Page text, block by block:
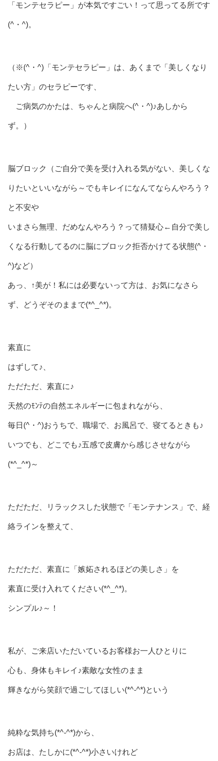
「モンテセラピー」が本気ですごい！って思ってる所です
(^・^)。
（※(^・^)「モンテセラピー」は、あくまで「美しくなり
たい方」のセラピーです、
ご病気のかたは、ちゃんと病院へ(^・^)♪あしから
ず。）
脳ブロック（ご自分で美を受け入れる気がない、美しくな
りたいといいながら～でもキレイになんてならんやろう？
と不安や
いまさら無理、だめなんやろう？って猜疑心←自分で美し
くなる行動してるのに脳にブロック拒否かけてる状態(^・
^)など）
あっ、↑美が！私には必要ないって方は、お気になさら
ず、どうぞそのままで(*^_^*)。
素直に
はずして♪、
ただただ、素直に♪
天然のﾓﾝﾃの自然エネルギーに包まれながら、
毎日(^・^)おうちで、職場で、お風呂で、寝てるときも♪
いつでも、どこでも♪五感で皮膚から感じさせながら
(*^_^*)～
ただただ、リラックスした状態で「モンテナンス」で、経
絡ラインを整えて、
ただただ、素直に「嫉妬されるほどの美しさ」を
素直に受け入れてください(*^_^*)。
シンプル♪～！
私が、ご来店いただいているお客様お一人ひとりに
心も、身体もキレイ♪素敵な女性のまま
輝きながら笑顔で過ごしてほしい(*^-^*)という
純粋な気持ち(*^-^*)から、
お店は、たしかに(*^-^*)小さいけれど